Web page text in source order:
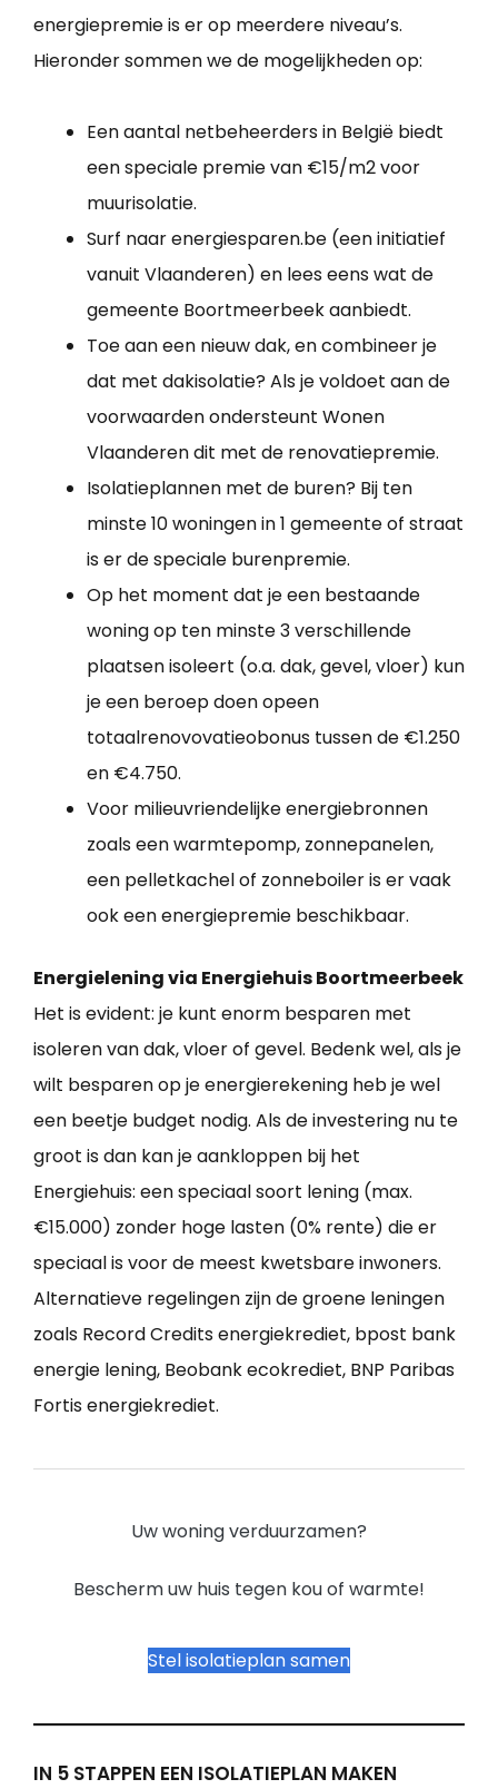
energiepremie is er op meerdere niveau’s.
Hieronder sommen we de mogelijkheden op:
Een aantal netbeheerders in België biedt
een speciale premie van €15/m2 voor
muurisolatie.
Surf naar energiesparen.be (een initiatief
vanuit Vlaanderen) en lees eens wat de
gemeente Boortmeerbeek aanbiedt.
Toe aan een nieuw dak, en combineer je
dat met dakisolatie? Als je voldoet aan de
voorwaarden ondersteunt Wonen
Vlaanderen dit met de renovatiepremie.
Isolatieplannen met de buren? Bij ten
minste 10 woningen in 1 gemeente of straat
is er de speciale burenpremie.
Op het moment dat je een bestaande
woning op ten minste 3 verschillende
plaatsen isoleert (o.a. dak, gevel, vloer) kun
je een beroep doen opeen
totaalrenovovatieobonus tussen de €1.250
en €4.750.
Voor milieuvriendelijke energiebronnen
zoals een warmtepomp, zonnepanelen,
een pelletkachel of zonneboiler is er vaak
ook een energiepremie beschikbaar.
Energielening via Energiehuis Boortmeerbeek
Het is evident: je kunt enorm besparen met
isoleren van dak, vloer of gevel. Bedenk wel, als je
wilt besparen op je energierekening heb je wel
een beetje budget nodig. Als de investering nu te
groot is dan kan je aankloppen bij het
Energiehuis: een speciaal soort lening (max.
€15.000) zonder hoge lasten (0% rente) die er
speciaal is voor de meest kwetsbare inwoners.
Alternatieve regelingen zijn de groene leningen
zoals Record Credits energiekrediet, bpost bank
energie lening, Beobank ecokrediet, BNP Paribas
Fortis energiekrediet.
Uw woning verduurzamen?
Bescherm uw huis tegen kou of warmte!
Stel isolatieplan samen
IN 5 STAPPEN EEN ISOLATIEPLAN MAKEN